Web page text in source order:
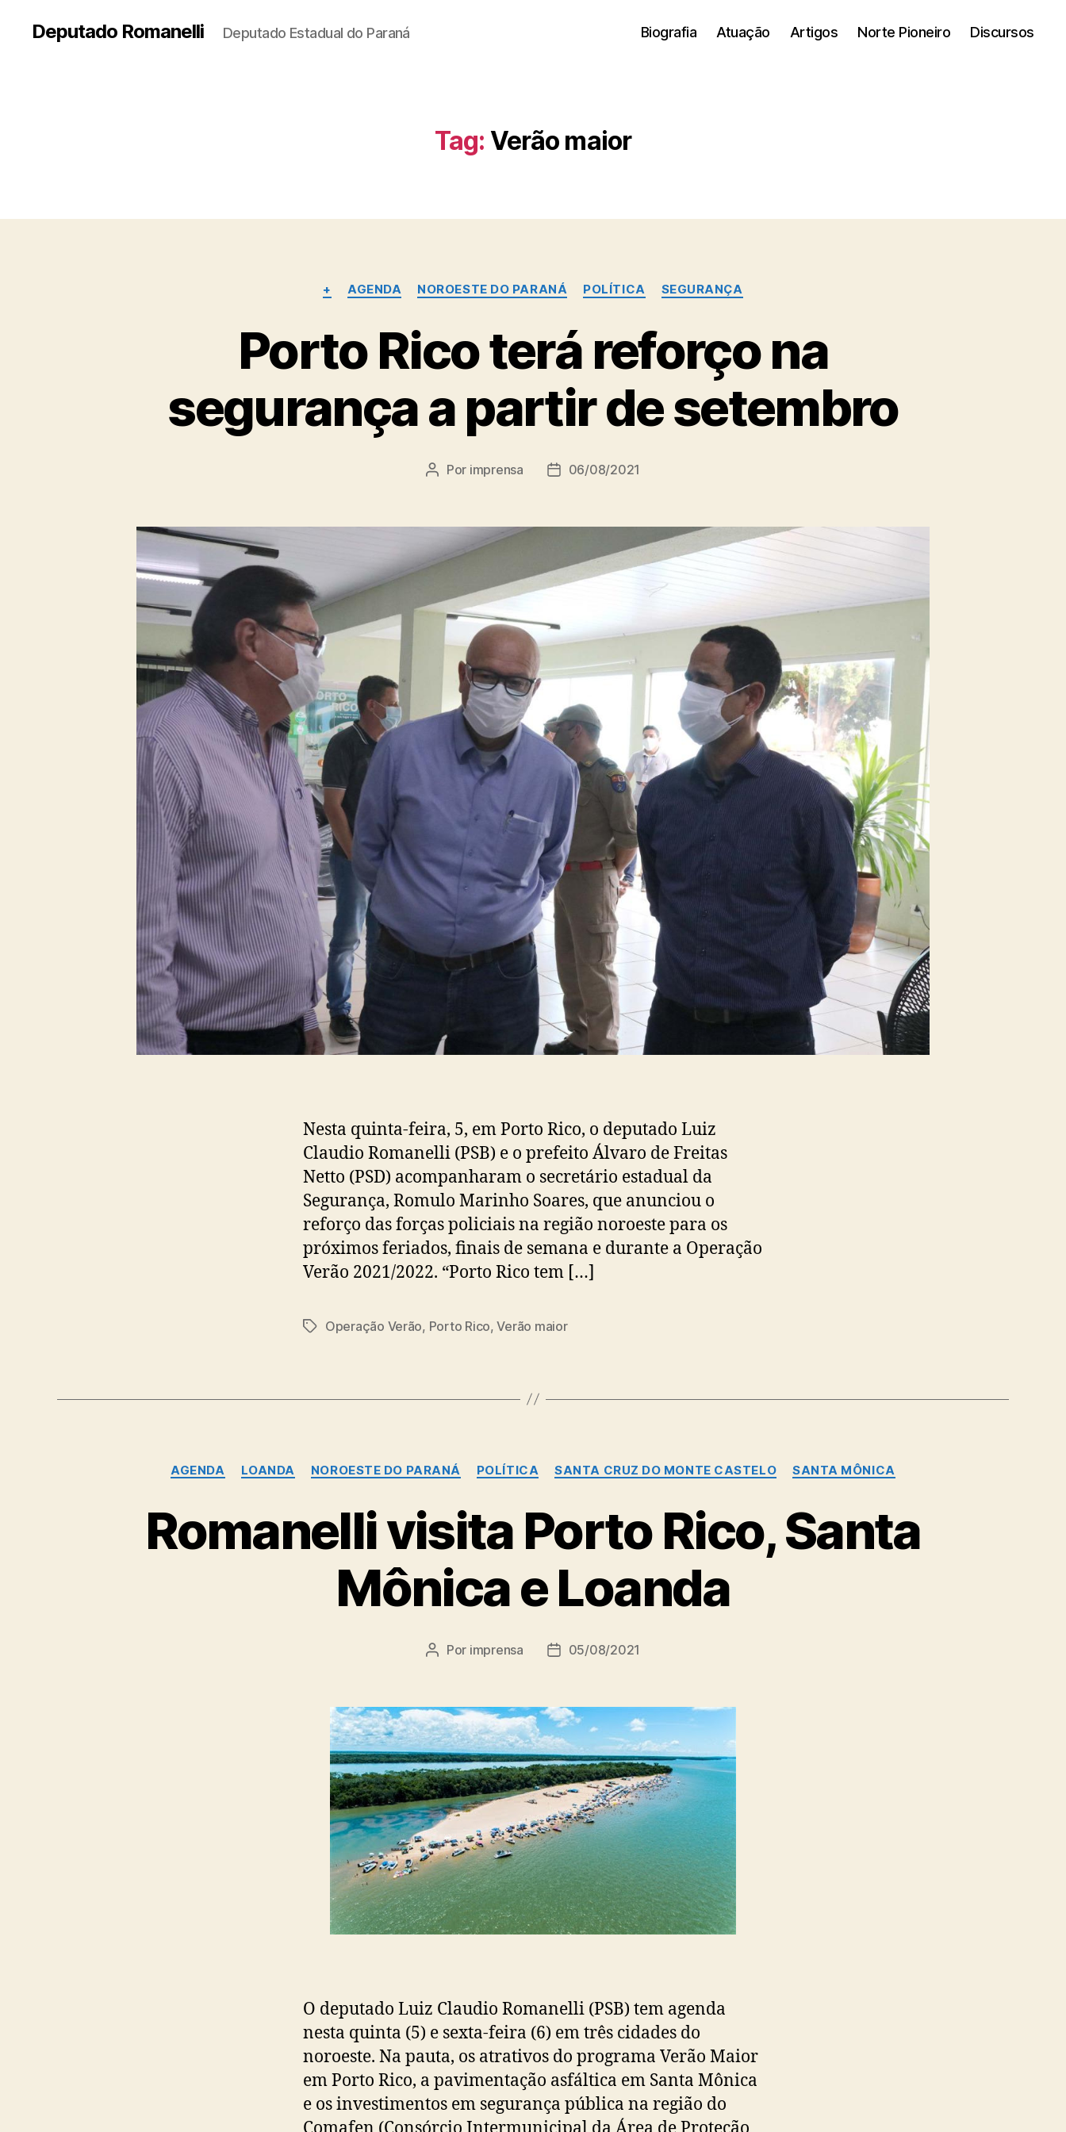
Deputado Romanelli Deputado Estadual do Paraná Biografia Atuação Artigos Norte Pioneiro Discursos
Tag: Verão maior
Categorias
+ AGENDA NOROESTE DO PARANÁ POLÍTICA SEGURANÇA
Porto Rico terá reforço na
segurança a partir de setembro
Autor
Por imprensa
Data06/08/2021
Nesta quinta-feira, 5, em Porto Rico, o deputado Luiz
Claudio Romanelli (PSB) e o prefeito Álvaro de Freitas
Netto (PSD) acompanharam o secretário estadual da
Segurança, Romulo Marinho Soares, que anunciou o
reforço das forças policiais na região noroeste para os
próximos feriados, finais de semana e durante a Operação
Verão 2021/2022. “Porto Rico tem […]
TagsOperação Verão, Porto Rico,Verão maior
Categorias
AGENDA LOANDA NOROESTE DO PARANÁ POLÍTICA SANTA CRUZ DO MONTE CASTELO SANTA MÔNICA
Romanelli visita Porto Rico, Santa
Mônica e Loanda
Autor
Por imprensa
Data05/08/2021
O deputado Luiz Claudio Romanelli (PSB) tem agenda
nesta quinta (5) e sexta-feira (6) em três cidades do
noroeste. Na pauta, os atrativos do programa Verão Maior
em Porto Rico, a pavimentação asfáltica em Santa Mônica
e os investimentos em segurança pública na região do